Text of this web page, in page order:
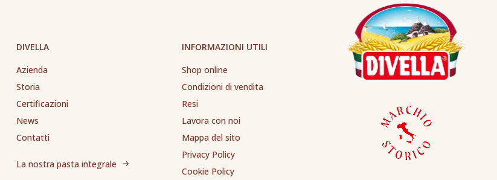
DIVELLA
Azienda
Storia
Certificazioni
News
Contatti
La nostra pasta integrale
INFORMAZIONI UTILI
Shop online
Condizioni di vendita
Resi
Lavora con noi
Mappa del sito
Privacy Policy
Cookie Policy